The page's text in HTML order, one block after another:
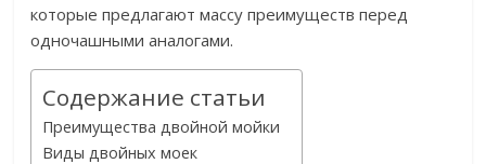
которые предлагают массу преимуществ перед
одночашными аналогами.
Содержание статьи
Преимущества двойной мойки
Виды двойных моек